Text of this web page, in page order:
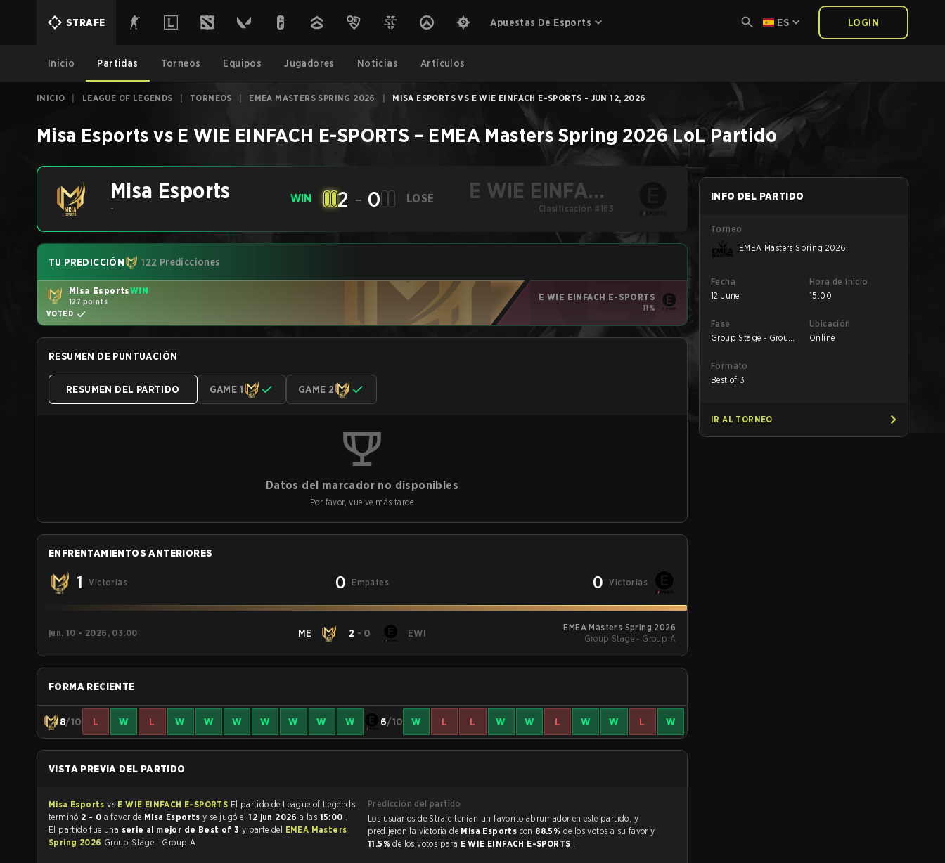
STRAFE Apuestas De Esports ES LOGIN
Inicio Partidas Torneos Equipos Jugadores Noticias Artículos
INICIO LEAGUE OF LEGENDS TORNEOS EMEA MASTERS SPRING 2026 MISA ESPORTS VS E WIE EINFACH E-SPORTS - JUN 12, 2026
Misa Esports vs E WIE EINFACH E-SPORTS – EMEA Masters Spring 2026 LoL Partido
Misa Esports
-
WIN 2 - 0 LOSE
E WIE EINFACH
E-SPORTS
Clasificación #163
TU PREDICCIÓN 122 Predicciones
Misa EsportsWIN
127 points
VOTED
E WIE EINFACH E-SPORTS
11%
RESUMEN DE PUNTUACIÓN
RESUMEN DEL PARTIDO GAME 1 GAME 2
Datos del marcador no disponibles
Por favor, vuelve más tarde
ENFRENTAMIENTOS ANTERIORES
1 Victorias 0 Empates 0 Victorias
jun. 10 - 2026, 03:00 ME 2 - 0 EWI
EMEA Masters Spring 2026
Group Stage - Group A
FORMA RECIENTE
8/10 L W L W W W W W W W 6/10 W L L W W L W W L W
VISTA PREVIA DEL PARTIDO
Misa Esportsvs E WIE EINFACH E-SPORTS El partido de League of Legends
terminó 2 - 0 a favor de Misa Esportsy se jugó el12 jun 2026a las 15:00 .
El partido fue una serie al mejor de Best of 3 y parte del EMEA Masters
Spring 2026 Group Stage - Group A.
Predicción del partido
Los usuarios de Strafe tenían un favorito abrumador en este partido, y
predijeron la victoria de Misa Esports con 88.5% de los votos a su favor y
11.5%de los votos para E WIE EINFACH E-SPORTS .
INFO DEL PARTIDO
Torneo
EMEA Masters Spring 2026
Fecha
12 June
Hora de inicio
15:00
Fase
Group Stage - Group
Ubicación
Online
Formato
Best of 3
IR AL TORNEO